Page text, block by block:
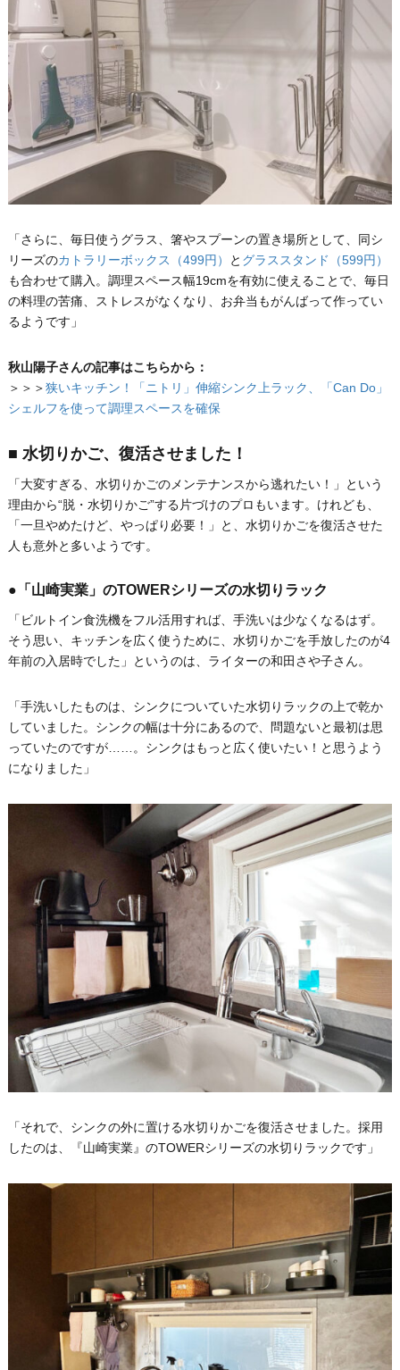
「さらに、毎日使うグラス、箸やスプーンの置き場所として、同シ
リーズのカトラリーボックス（499円） と グラススタンド（599円）
も合わせて購入。調理スペース幅19cmを有効に使えることで、毎日
の料理の苦痛、ストレスがなくなり、お弁当もがんばって作ってい
るようです」
秋山陽子さんの記事はこちらから：
＞＞＞狭いキッチン！「ニトリ」伸縮シンク上ラック、「Can Do」
シェルフを使って調理スペースを確保
■ 水切りかご、復活させました！
「大変すぎる、水切りかごのメンテナンスから逃れたい！」という
理由から“脱・水切りかご”する片づけのプロもいます。けれども、
「一旦やめたけど、やっぱり必要！」と、水切りかごを復活させた
人も意外と多いようです。
●「山崎実業」のTOWERシリーズの水切りラック
「ビルトイン食洗機をフル活用すれば、手洗いは少なくなるはず。
そう思い、キッチンを広く使うために、水切りかごを手放したのが4
年前の入居時でした」というのは、ライターの和田さや子さん。
「手洗いしたものは、シンクについていた水切りラックの上で乾か
していました。シンクの幅は十分にあるので、問題ないと最初は思
っていたのですが……。シンクはもっと広く使いたい！と思うよう
になりました」
「それで、シンクの外に置ける水切りかごを復活させました。採用
したのは、『山崎実業』のTOWERシリーズの水切りラックです」